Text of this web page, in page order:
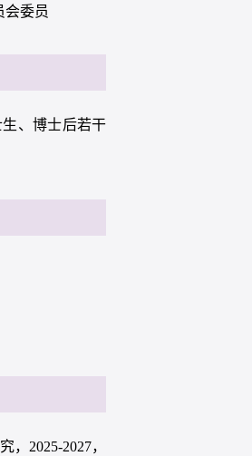
会委员
、博士后若干
2025-2027，